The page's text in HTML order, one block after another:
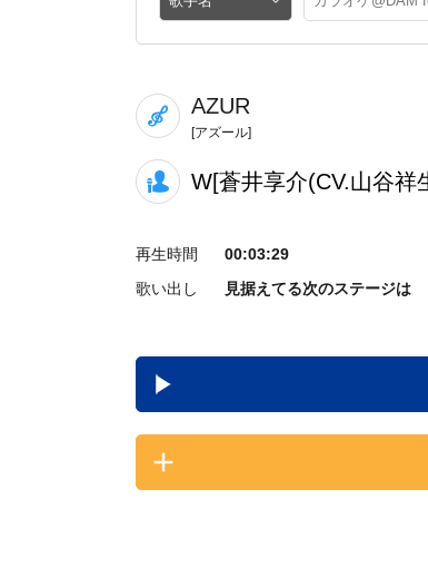
AZUR
[アズール]
W[蒼井享介(CV.山谷祥
再生時間
00:03:29
歌い出し
見据えてる次のステージは